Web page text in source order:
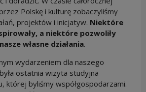
Polskę i kulturę zobaczyliśmy
projektów i inicjatyw. Niektóre
a niektóre pozwoliły
własne działania.
wydarzeniem dla naszego
ostatnia wizyta studyjna
której byliśmy współgospodarzami.